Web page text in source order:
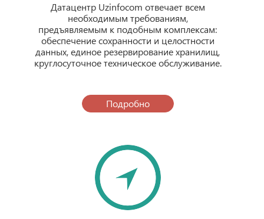
Датацентр Uzinfocom отвечает всем
необходимым требованиям,
предъявляемым к подобным комплексам:
обеспечение сохранности и целостности
данных, единое резервирование хранилищ,
круглосуточное техническое обслуживание.
Подробно